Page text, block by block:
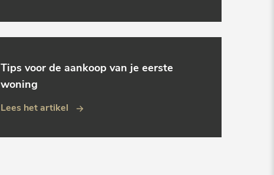
Tips voor de aankoop van je eerste
woning
Lees het artikel